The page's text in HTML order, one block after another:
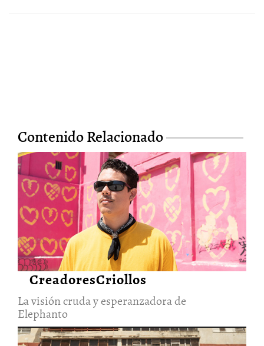
Contenido Relacionado
La visión cruda y
esperanzadora de Elephanto
28/Jun/2026
CreadoresCriollos
La visión cruda y esperanzadora de
Elephanto